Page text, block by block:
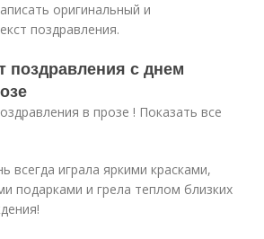
оригинальный и
поздравления.
поздравления с днем
в прозе ! Показать все
всегда играла яркими красками,
подарками и грела теплом близких